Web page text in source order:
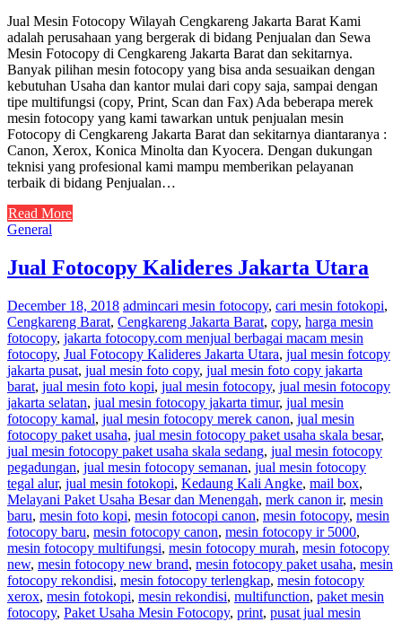
Jual Mesin Fotocopy Wilayah Cengkareng Jakarta Barat Kami
adalah perusahaan yang bergerak di bidang Penjualan dan Sewa
Mesin Fotocopy di Cengkareng Jakarta Barat dan sekitarnya.
Banyak pilihan mesin fotocopy yang bisa anda sesuaikan dengan
kebutuhan Usaha dan kantor mulai dari copy saja, sampai dengan
tipe multifungsi (copy, Print, Scan dan Fax) Ada beberapa merek
mesin fotocopy yang kami tawarkan untuk penjualan mesin
Fotocopy di Cengkareng Jakarta Barat dan sekitarnya diantaranya :
Canon, Xerox, Konica Minolta dan Kyocera. Dengan dukungan
teknisi yang profesional kami mampu memberikan pelayanan
terbaik di bidang Penjualan…
Read More
General
Jual Fotocopy Kalideres Jakarta Utara
December 18, 2018 admincari mesin fotocopy, cari mesin fotokopi,
Cengkareng Barat, Cengkareng Jakarta Barat, copy, harga mesin
fotocopy, jakarta fotocopy.com menjual berbagai macam mesin
fotocopy, Jual Fotocopy Kalideres Jakarta Utara, jual mesin fotcopy
jakarta pusat, jual mesin foto copy, jual mesin foto copy jakarta
barat, jual mesin foto kopi, jual mesin fotocopy, jual mesin fotocopy
jakarta selatan, jual mesin fotocopy jakarta timur, jual mesin
fotocopy kamal, jual mesin fotocopy merek canon, jual mesin
fotocopy paket usaha, jual mesin fotocopy paket usaha skala besar,
jual mesin fotocopy paket usaha skala sedang, jual mesin fotocopy
pegadungan, jual mesin fotocopy semanan, jual mesin fotocopy
tegal alur, jual mesin fotokopi, Kedaung Kali Angke, mail box,
Melayani Paket Usaha Besar dan Menengah, merk canon ir, mesin
baru, mesin foto kopi, mesin fotocopi canon, mesin fotocopy, mesin
fotocopy baru, mesin fotocopy canon, mesin fotocopy ir 5000,
mesin fotocopy multifungsi, mesin fotocopy murah, mesin fotocopy
new, mesin fotocopy new brand, mesin fotocopy paket usaha, mesin
fotocopy rekondisi, mesin fotocopy terlengkap, mesin fotocopy
xerox, mesin fotokopi, mesin rekondisi, multifunction, paket mesin
fotocopy, Paket Usaha Mesin Fotocopy, print, pusat jual mesin